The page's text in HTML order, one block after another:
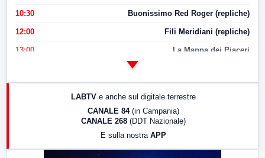
10:30 Buonissimo Red Roger (repliche)
12:00 Fili Meridiani (repliche)
13:00 La Mappa dei Piaceri
17:00 LabNews (replica)
LABTV e anche sul digitale terrestre
CANALE 84 (in Campania)
CANALE 268 (DDT Nazionale)
E sulla nostra APP